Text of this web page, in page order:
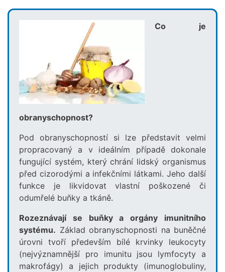
Co je
obranyschopnost?
Pod obranyschopností si lze představit velmi
propracovaný a v ideálním případě dokonale
fungující systém, který chrání lidský organismus
před cizorodými a infekčními látkami. Jeho další
funkce je likvidovat vlastní poškozené či
odumřelé buňky a tkáně.
Rozeznávají se buňky a orgány imunitního
systému. Základ obranyschopnosti na buněčné
úrovni tvoří především bílé krvinky leukocyty
(nejvýznamnější pro imunitu jsou lymfocyty a
makrofágy) a jejich produkty (imunoglobuliny,